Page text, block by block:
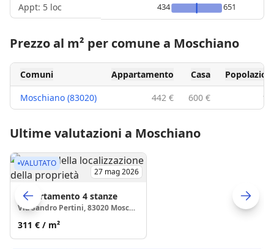
Appt: 5 loc
434
651
Prezzo al m² per comune a Moschiano
Comuni Appartamento Casa
Moschiano (83020)
442 € 600 €
Ultime valutazioni a Moschiano
Skip to
VALUTATO
27 mag 2026
Appartamento 4 stanze
Via Sandro Pertini, 83020 Moschiano (AV)
311 € / m²